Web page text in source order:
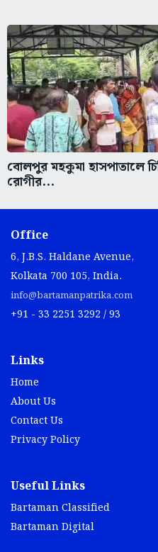
বোলপুর মহকুমা হাসপাতালে
রোগীর...
Office
6, J.B.S. Haldane Avenue,
Kolkata 700 105, India.
info@bartamanpatrika.com
+91 - 33 2251 3292 / 93
Links
Home
About Us
Contact Us
Privacy Policy
Useful Links
Bartaman Classified
Bartaman Digital